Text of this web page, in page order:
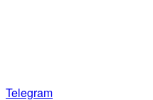
Telegram